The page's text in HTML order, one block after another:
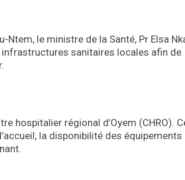
le ministre de la Santé, Pr Elsa
infrastructures sanitaires locales afin de
hospitalier régional d’Oyem (CHRO).
la disponibilité des équipements